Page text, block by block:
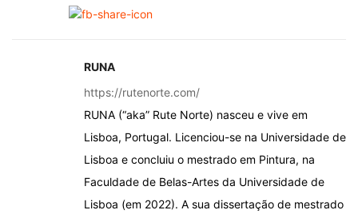
RUNA
https://rutenorte.com/
RUNA (“aka” Rute Norte) nasceu e vive em
Lisboa, Portugal. Licenciou-se na Universidade de
Lisboa e concluiu o mestrado em Pintura, na
Faculdade de Belas-Artes da Universidade de
Lisboa (em 2022). A sua dissertação de mestrado